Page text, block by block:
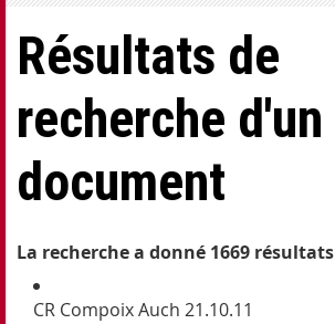
Résultats de
recherche d'un
document
La recherche a donné 1669 résultats
CR Compoix Auch 21.10.11